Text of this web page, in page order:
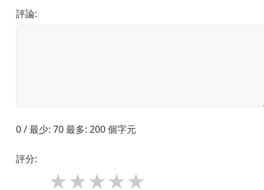
評論:
0 / 最少: 70 最多: 200 個字元
評分: